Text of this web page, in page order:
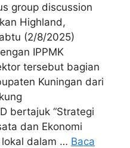
group discussion
Highland,
(2/8/2025)
IPPMK
tersebut bagian
Kuningan dari
bertajuk “Strategi
dan Ekonomi
dalam … Baca